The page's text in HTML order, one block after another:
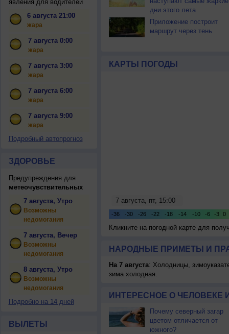
явления для водителей
6 августа 21:00
жара
7 августа 0:00
жара
7 августа 3:00
жара
7 августа 6:00
жара
7 августа 9:00
жара
Подробный автопрогноз
ЗДОРОВЬЕ
Предупреждения для
метеочувствительных
7 августа, Утро
Возможны
недомогания
7 августа, Вечер
Возможны
недомогания
8 августа, Утро
Возможны
недомогания
Подробно на 14 дней
ВЫЛЕТЫ
дни этого лета
Приложение построит
маршрут через тень
КАРТЫ ПОГОДЫ
Кликните на погодной карте для
НАРОДНЫЕ ПРИМЕТЫ И
На 7 августа: Холодницы,
зима холодная.
ИНТЕРЕСНОЕ О ЧЕЛОВЕКЕ
Почему северный загар
цветом отличается от
южного?